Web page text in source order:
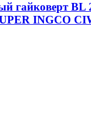
гайковерт BL
INGCO